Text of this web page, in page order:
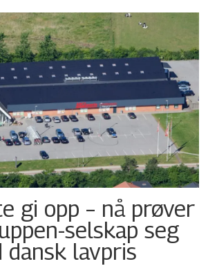
gi opp – nå prøver
selskap seg
dansk lavpris